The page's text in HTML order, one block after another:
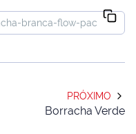
PRÓXIMO
Borracha Verde